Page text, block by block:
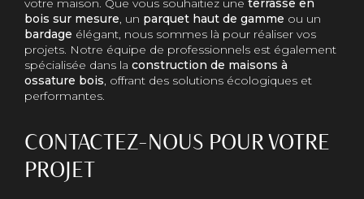
votre maison. Que vous souhaitiez une terrasse en
bois sur mesure, un parquet haut de gamme ou un
bardage élégant, nous sommes là pour réaliser vos
projets. Notre équipe de professionnels est également
spécialisée dans la construction de maisons à
ossature bois, offrant des solutions écologiques et
performantes.
CONTACTEZ-NOUS POUR VOTRE
PROJET